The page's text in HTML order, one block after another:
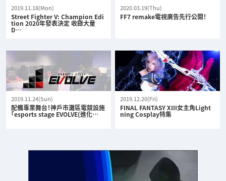
2019.11.18(Mon)
Street Fighter V: Champion Edi
tion 2020年發表決定 收錄大量
D…
2020.03.19(Thu)
FF7 remake電視廣告先行公開！
2019.11.24(Sun)
配備專業舞台！神戶市灘區電競設施
「esports stage EVOLVE(進化…
2019.12.20(Fri)
FINAL FANTASY XIII女主角Light
ning Cosplay特集